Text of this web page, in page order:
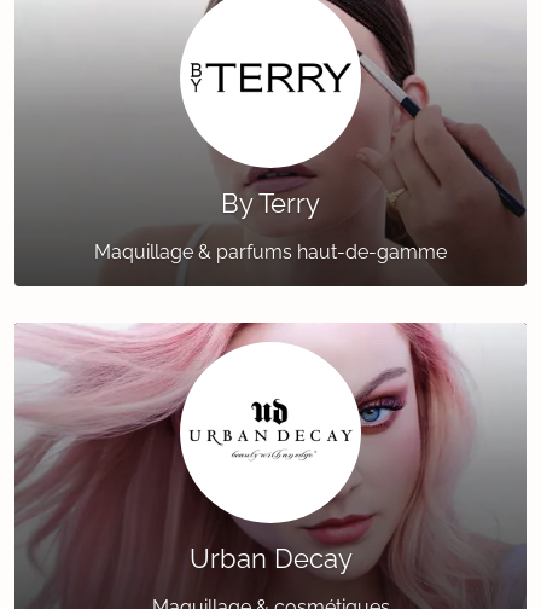
By Terry
Maquillage & parfums haut-de-gamme
Urban Decay